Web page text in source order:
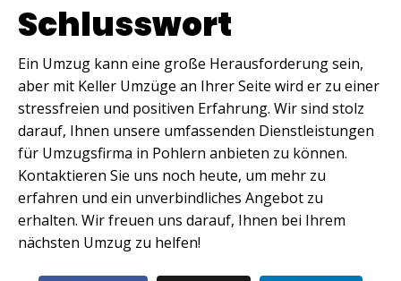
Schlusswort
Ein Umzug kann eine große Herausforderung sein,
aber mit Keller Umzüge an Ihrer Seite wird er zu einer
stressfreien und positiven Erfahrung. Wir sind stolz
darauf, Ihnen unsere umfassenden Dienstleistungen
für Umzugsfirma in Pohlern anbieten zu können.
Kontaktieren Sie uns noch heute, um mehr zu
erfahren und ein unverbindliches Angebot zu
erhalten. Wir freuen uns darauf, Ihnen bei Ihrem
nächsten Umzug zu helfen!